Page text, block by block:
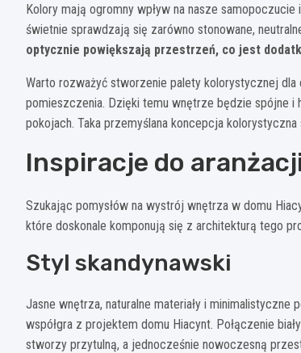
Kolory mają ogromny wpływ na nasze
świetnie sprawdzają się zarówno stonowane,
optycznie powiększają przestrzeń, co jest
Warto rozważyć stworzenie palety kolorystycznej
pomieszczenia. Dzięki temu wnętrze będzie spójne
pokojach. Taka przemyślana koncepcja
Inspiracje do
Szukając pomysłów na wystrój wnętrza w domu
które doskonale komponują się z architekturą tego
Styl skandynawski
Jasne wnętrza, naturalne materiały i
współgra z projektem domu Hiacynt. Połączenie
stworzy przytulną, a jednocześnie nowoczesną